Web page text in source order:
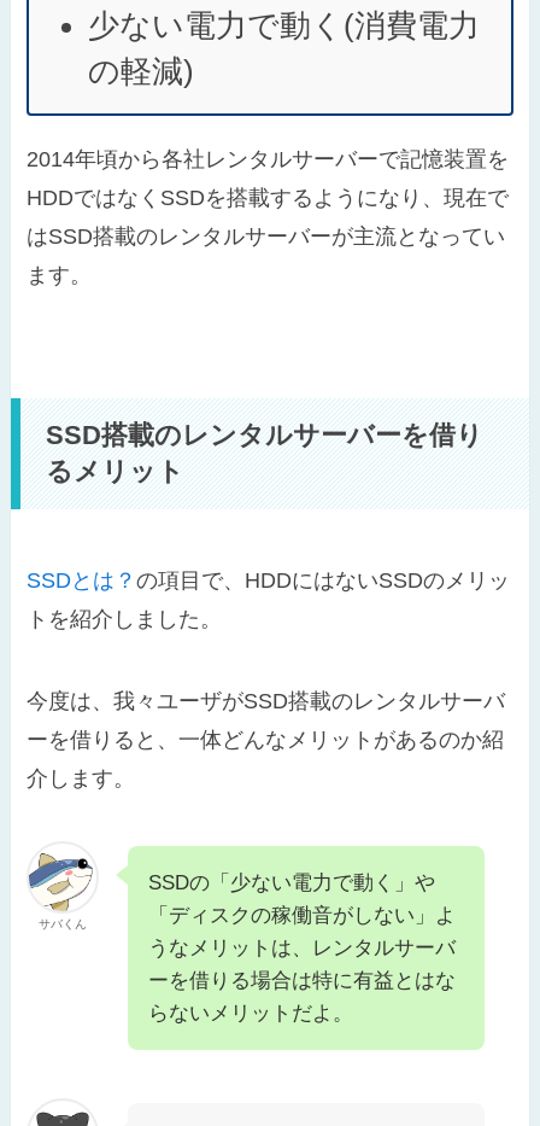
少ない電力で動く(消費電力
の軽減)
2014年頃から各社レンタルサーバーで記憶装置を
HDDではなくSSDを搭載するようになり、現在で
はSSD搭載のレンタルサーバーが主流となってい
ます。
SSD搭載のレンタルサーバーを借り
るメリット
SSDとは？の項目で、HDDにはないSSDのメリッ
トを紹介しました。
今度は、我々ユーザがSSD搭載のレンタルサーバ
ーを借りると、一体どんなメリットがあるのか紹
介します。
サバくん
SSDの「少ない電力で動く」や
「ディスクの稼働音がしない」よ
うなメリットは、レンタルサーバ
ーを借りる場合は特に有益とはな
らないメリットだよ。